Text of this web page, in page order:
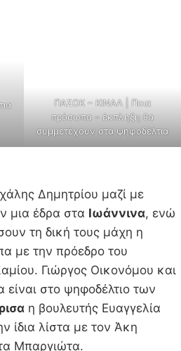
ΠΑΣΟΚ – ΚΙΝΑΛ | Ποια
πρόσωπα – έκπληξη θα
συμμετέχουν στα ψηφοδέλτια
Δημητρίου μαζί με
μια έδρα στα Ιωάννινα, ενώ
τη δική τους μάχη η
με την πρόεδρο του
Γιώργος Οικονόμου και
στο ψηφοδέλτιο των
η βουλευτής Ευαγγελία
ίδια λίστα με τον Άκη
Μπαργιώτα.